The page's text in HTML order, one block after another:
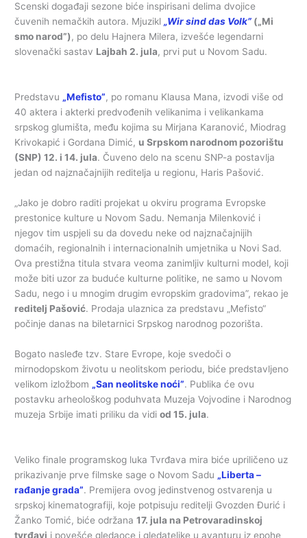
Scenski događaji sezone biće inspirisani delima dvojice
čuvenih nemačkih autora. Mjuzikl„Wir sind das Volk” („Mi
smo narod”), po delu Hajnera Milera, izvešće legendarni
slovenački sastav Lajbah 2. jula, prvi put u Novom Sadu.
Predstavu „Mefisto”, po romanu Klausa Mana, izvodi više od
40 aktera i akterki predvođenih velikanima i velikankama
srpskog glumišta, među kojima su Mirjana Karanović, Miodrag
Krivokapić i Gordana Dimić, u Srpskom narodnom pozorištu
(SNP) 12. i 14. jula. Čuveno delo na scenu SNP-a postavlja
jedan od najznačajnijih reditelja u regionu, Haris Pašović.
„Jako je dobro raditi projekat u okviru programa Evropske
prestonice kulture u Novom Sadu. Nemanja Milenković i
njegov tim uspjeli su da dovedu neke od najznačajnijih
domaćih, regionalnih i internacionalnih umjetnika u Novi Sad.
Ova prestižna titula stvara veoma zanimljiv kulturni model, koji
može biti uzor za buduće kulturne politike, ne samo u Novom
Sadu, nego i u mnogim drugim evropskim gradovima”, rekao je
reditelj Pašović. Prodaja ulaznica za predstavu „Mefisto“
počinje danas na biletarnici Srpskog narodnog pozorišta.
Bogato nasleđe tzv. Stare Evrope, koje svedoči o
mirnodopskom životu u neolitskom periodu, biće predstavljeno
velikom izložbom „San neolitske noći”. Publika će ovu
postavku arheološkog poduhvata Muzeja Vojvodine i Narodnog
muzeja Srbije imati priliku da vidiod 15. jula.
Veliko finale programskog luka Tvrđava mira biće upriličeno uz
prikazivanje prve filmske sage o Novom Sadu „Liberta –
rađanje grada”. Premijera ovog jedinstvenog ostvarenja u
srpskoj kinematografiji, koje potpisuju reditelji Gvozden Đurić i
Žanko Tomić, biće održana17. jula na Petrovaradinskoj
tvrđavi i povešće gledaoce i gledateljke u avanturu iz epohe